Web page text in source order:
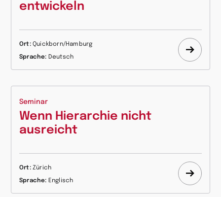
entwickeln
Ort: Quickborn/Hamburg
Sprache: Deutsch
Mehr
Seminar
Wenn Hierarchie nicht
ausreicht
Ort: Zürich
Sprache: Englisch
Mehr